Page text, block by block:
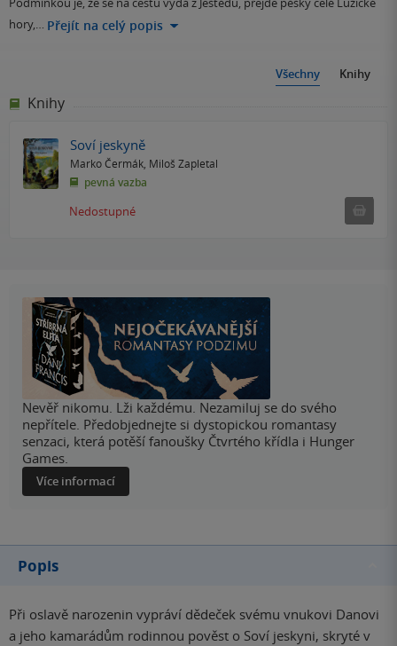
hory,… Přejít na celý popis
Všechny Knihy
Knihy
Soví jeskyně
Marko Čermák Miloš Zapletal
pevná vazba
Nedostupné
Nevěř nikomu. Lži každému. Nezamiluj se do svého
nepřítele. Předobjednejte si dystopickou romantasy
senzaci, která potěší fanoušky Čtvrtého křídla i Hunger
Games.
Více informací
Popis
Při oslavě narozenin vypráví dědeček svému vnukovi Danovi
a jeho kamarádům rodinnou pověst o Soví jeskyni, skryté v